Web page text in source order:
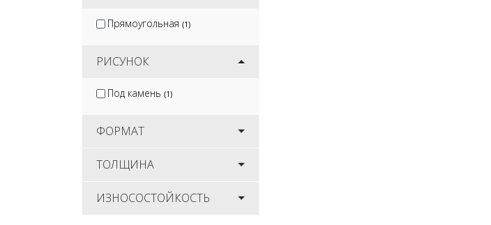
Прямоугольная (1)
РИСУНОК
Под камень (1)
ФОРМАТ
ТОЛЩИНА
ИЗНОСОСТОЙКОСТЬ